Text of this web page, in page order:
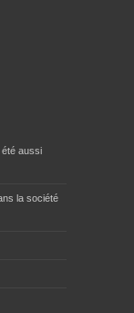
été aussi
la société